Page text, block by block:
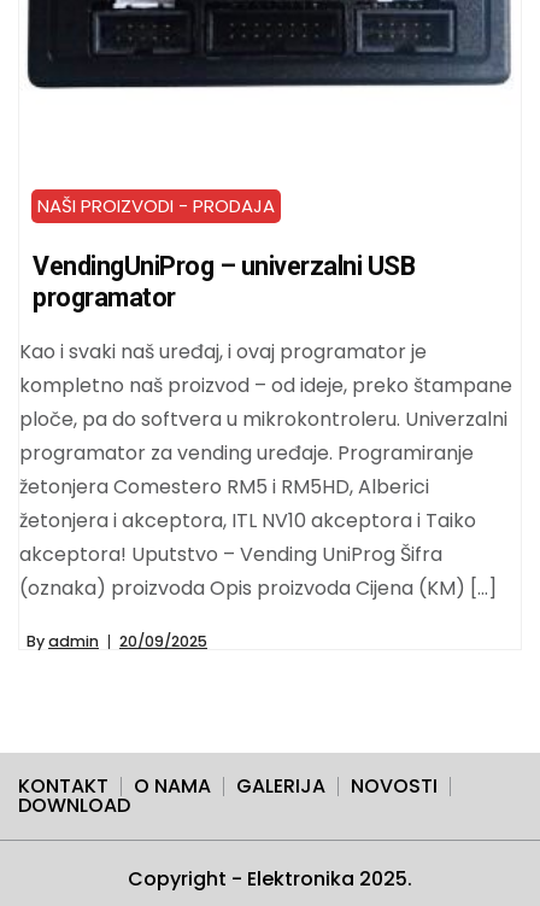
NAŠI PROIZVODI - PRODAJA
VendingUniProg – univerzalni USB
programator
Kao i svaki naš uređaj, i ovaj programator je
kompletno naš proizvod – od ideje, preko štampane
ploče, pa do softvera u mikrokontroleru. Univerzalni
programator za vending uređaje. Programiranje
žetonjera Comestero RM5 i RM5HD, Alberici
žetonjera i akceptora, ITL NV10 akceptora i Taiko
akceptora! Uputstvo – Vending UniProg Šifra
(oznaka) proizvoda Opis proizvoda Cijena (KM) […]
Byadmin 20/09/2025
KONTAKT O NAMA GALERIJA NOVOSTI
DOWNLOAD
Copyright - Elektronika 2025.